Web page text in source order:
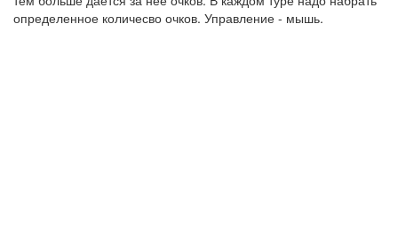
определенное количесво очков. Управление - мышь.